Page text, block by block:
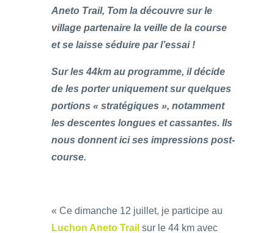
Aneto Trail, Tom la découvre sur le
village partenaire la veille de la course
et se laisse séduire par l’essai !
Sur les 44km au programme, il décide
de les porter uniquement sur quelques
portions « stratégiques », notamment
les descentes longues et cassantes. Ils
nous donnent ici ses impressions post-
course.
« Ce dimanche 12 juillet, je participe au
Luchon Aneto Trail sur le 44 km avec